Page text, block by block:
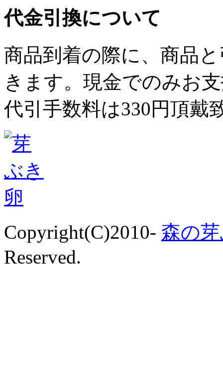
代金引換について
商品到着の際に、商品
きます。現金でのみお
代引手数料は330円頂戴
Copyright(C)2010- 森の
Reserved.